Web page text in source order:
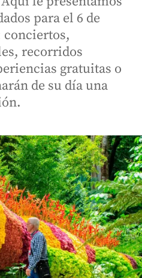
para el 6 de
conciertos,
recorridos
gratuitas o
de su día una